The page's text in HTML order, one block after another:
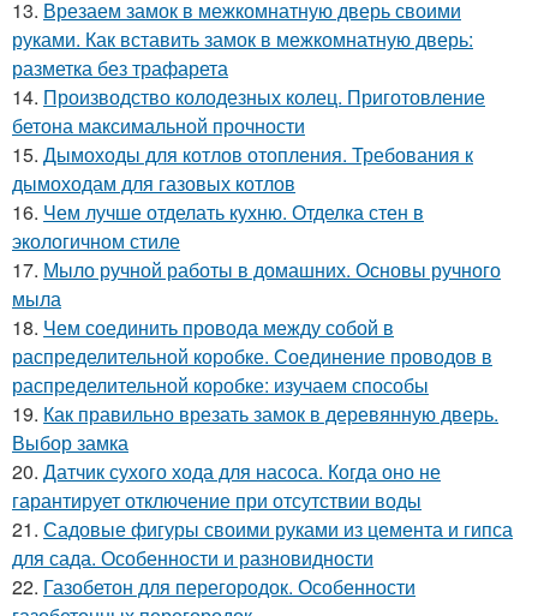
13. Врезаем замок в межкомнатную дверь своими
руками. Как вставить замок в межкомнатную дверь:
разметка без трафарета
14. Производство колодезных колец. Приготовление
бетона максимальной прочности
15. Дымоходы для котлов отопления. Требования к
дымоходам для газовых котлов
16. Чем лучше отделать кухню. Отделка стен в
экологичном стиле
17. Мыло ручной работы в домашних. Основы ручного
мыла
18. Чем соединить провода между собой в
распределительной коробке. Соединение проводов в
распределительной коробке: изучаем способы
19. Как правильно врезать замок в деревянную дверь.
Выбор замка
20. Датчик сухого хода для насоса. Когда оно не
гарантирует отключение при отсутствии воды
21. Садовые фигуры своими руками из цемента и гипса
для сада. Особенности и разновидности
22. Газобетон для перегородок. Особенности